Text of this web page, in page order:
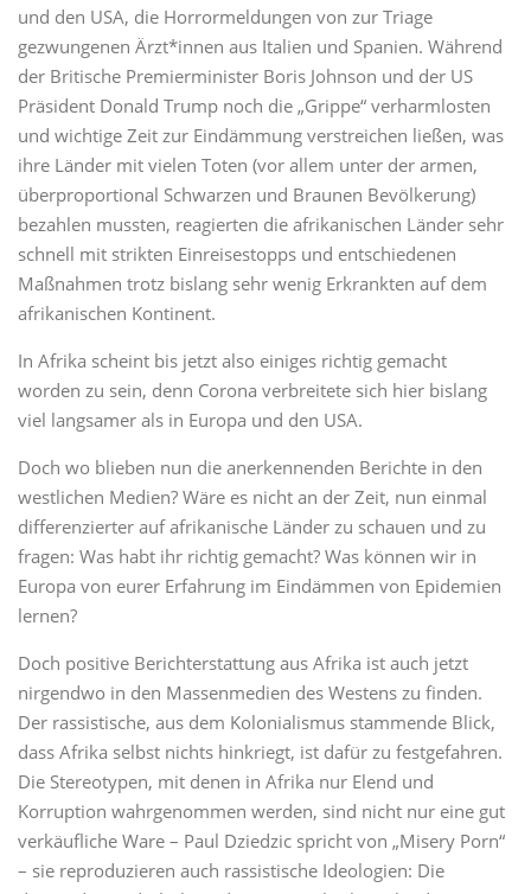
und den USA, die Horrormeldungen von zur Triage
gezwungenen Ärzt*innen aus Italien und Spanien. Während
der Britische Premierminister Boris Johnson und der US
Präsident Donald Trump noch die „Grippe“ verharmlosten
und wichtige Zeit zur Eindämmung verstreichen ließen, was
ihre Länder mit vielen Toten (vor allem unter der armen,
überproportional Schwarzen und Braunen Bevölkerung)
bezahlen mussten, reagierten die afrikanischen Länder sehr
schnell mit strikten Einreisestopps und entschiedenen
Maßnahmen trotz bislang sehr wenig Erkrankten auf dem
afrikanischen Kontinent.
In Afrika scheint bis jetzt also einiges richtig gemacht
worden zu sein, denn Corona verbreitete sich hier bislang
viel langsamer als in Europa und den USA.
Doch wo blieben nun die anerkennenden Berichte in den
westlichen Medien? Wäre es nicht an der Zeit, nun einmal
differenzierter auf afrikanische Länder zu schauen und zu
fragen: Was habt ihr richtig gemacht? Was können wir in
Europa von eurer Erfahrung im Eindämmen von Epidemien
lernen?
Doch positive Berichterstattung aus Afrika ist auch jetzt
nirgendwo in den Massenmedien des Westens zu finden.
Der rassistische, aus dem Kolonialismus stammende Blick,
dass Afrika selbst nichts hinkriegt, ist dafür zu festgefahren.
Die Stereotypen, mit denen in Afrika nur Elend und
Korruption wahrgenommen werden, sind nicht nur eine gut
verkäufliche Ware – Paul Dziedzic spricht von „Misery Porn“
– sie reproduzieren auch rassistische Ideologien: Die